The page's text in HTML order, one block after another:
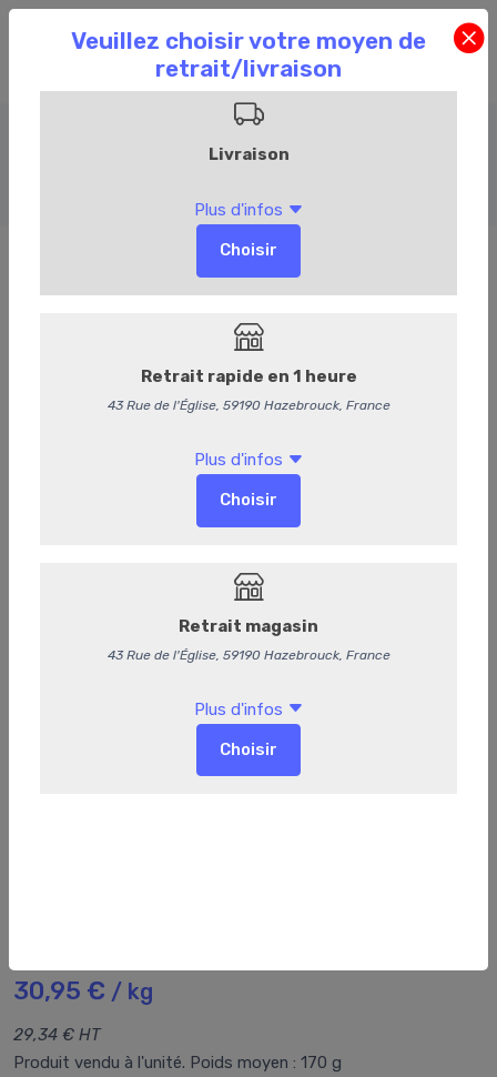
Boeuf
30,95 € / kg
29,34 € HT
Produit vendu à l'unité. Poids moyen : 170 g